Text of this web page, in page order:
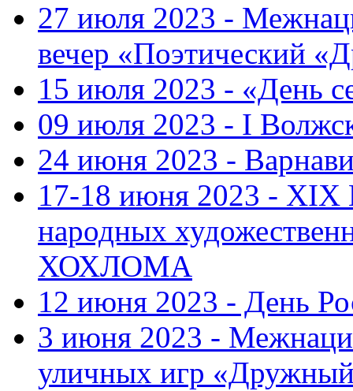
27 июля 2023 -
вечер «Поэтический
15 июля 2023 - «День
09 июля 2023 - I
24 июня 2023 -
17-18 июня 2023 - XIX
народных
ХОХЛОМА
12 июня 2023 - День
3 июня 2023 -
уличных игр